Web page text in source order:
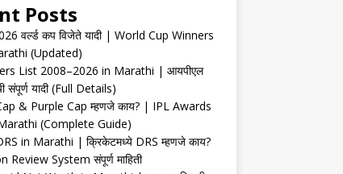
Posts
वर्ल्ड कप विजेते यादी | World Cup Winners
(Updated)
List 2008–2026 in Marathi | आयपीएल
संपूर्ण यादी (Full Details)
& Purple Cap म्हणजे काय? | IPL Awards
(Complete Guide)
in Marathi | क्रिकेटमध्ये DRS म्हणजे काय?
Review System संपूर्ण माहिती